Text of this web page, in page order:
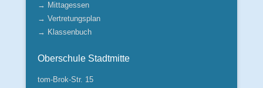
→ Mittagessen
→ Vertretungsplan
→ Klassenbuch
Oberschule Stadtmitte
tom-Brok-Str. 15